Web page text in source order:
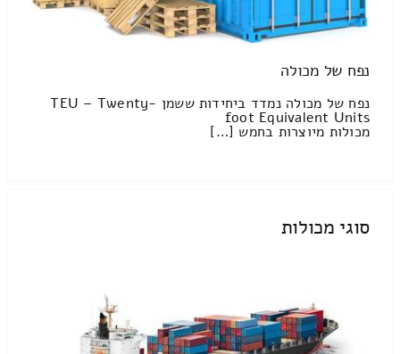
נפח של מכולה
נפח של מכולה נמדד ביחידות ששמן TEU – Twenty-
foot Equivalent Units
מכולות מיוצרות בחמש […]
סוגי מכולות